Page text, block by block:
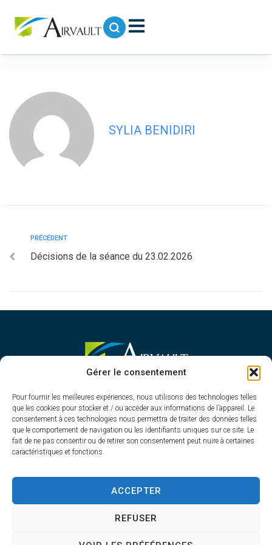
Gérer le consentement
Pour fournir les meilleures expériences, nous utilisons des technologies telles
que les cookies pour stocker et / ou accéder aux informations de l’appareil. Le
consentement à ces technologies nous permettra de traiter des données telles
que le comportement de navigation ou les identifiants uniques sur ce site. Le
fait de ne pas consentir ou de retirer son consentement peut nuire à certaines
caractéristiques et fonctions.
ACCEPTER
REFUSER
Délibérations CCAS 2026-011 à 2026-
SYLIA BENIDIRI
PRÉCÉDENT
Décisions de la séance du 23.02.2026
MAIRIE D'AIRVAULT
1 Rue Constant Balquet,
79600 Airvault
05 49 64 70 13
Contacter la mairie
Du lundi au vendredi
de 8h30 à 12h30 et de 13h45 à 17h30